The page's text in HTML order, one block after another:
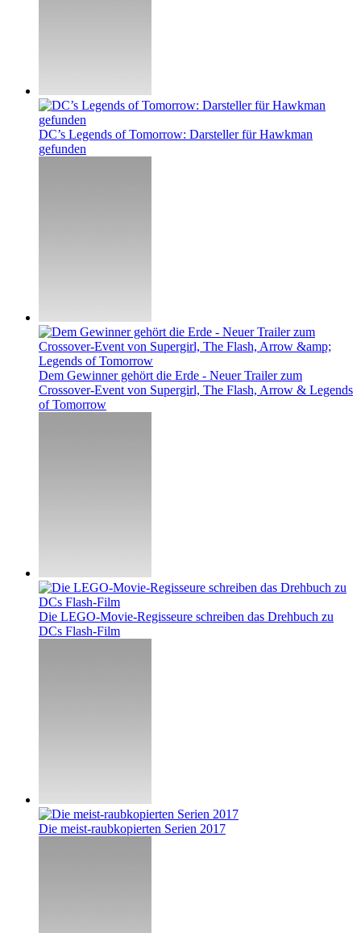
DC’s Legends of Tomorrow: Darsteller für Hawkman
gefunden
Dem Gewinner gehört die Erde - Neuer Trailer zum
Crossover-Event von Supergirl, The Flash, Arrow & Legends
of Tomorrow
Die LEGO-Movie-Regisseure schreiben das Drehbuch zu
DCs Flash-Film
Die meist-raubkopierten Serien 2017